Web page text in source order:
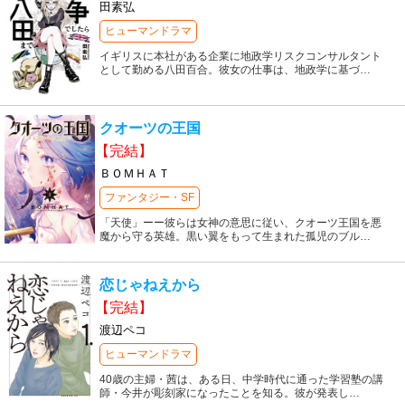
田素弘
ヒューマンドラマ
イギリスに本社がある企業に地政学リスクコンサルタント
として勤める八田百合。彼女の仕事は、地政学に基づ…
クオーツの王国
【完結】
ＢＯＭＨＡＴ
ファンタジー・SF
「天使」ーー彼らは女神の意思に従い、クオーツ王国を悪
魔から守る英雄。黒い翼をもって生まれた孤児のブル…
恋じゃねえから
【完結】
渡辺ペコ
ヒューマンドラマ
40歳の主婦・茜は、ある日、中学時代に通った学習塾の講
師・今井が彫刻家になったことを知る。彼が発表し …